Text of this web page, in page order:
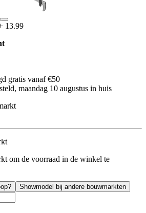
13.99
gratis vanaf €50
maandag 10 augustus in huis
om de voorraad in de winkel te
Showmodel bij andere bouwmarkten